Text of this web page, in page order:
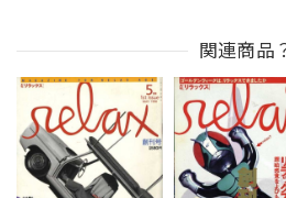
関連商品